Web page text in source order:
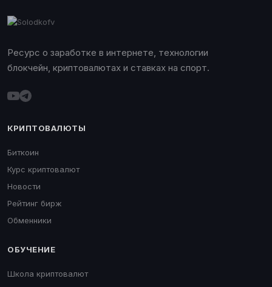
Ресурс о заработке в интернете, технологии
блокчейн, криптовалютах и ставках на спорт.
КРИПТОВАЛЮТЫ
Биткоин
Курс криптовалют
Новости
Рейтинг бирж
Обменники
ОБУЧЕНИЕ
Школа криптовалют